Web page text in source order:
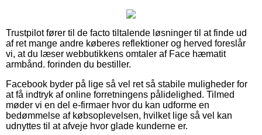
Trustpilot fører til de facto tiltalende løsninger til at finde ud
af ret mange andre køberes reflektioner og herved foreslår
vi, at du læser webbutikkens omtaler af Face hæmatit
armbånd. forinden du bestiller.
Facebook byder på lige så vel ret så stabile muligheder for
at få indtryk af online forretningens pålidelighed. Tilmed
møder vi en del e-firmaer hvor du kan udforme en
bedømmelse af købsoplevelsen, hvilket lige så vel kan
udnyttes til at afveje hvor glade kunderne er.